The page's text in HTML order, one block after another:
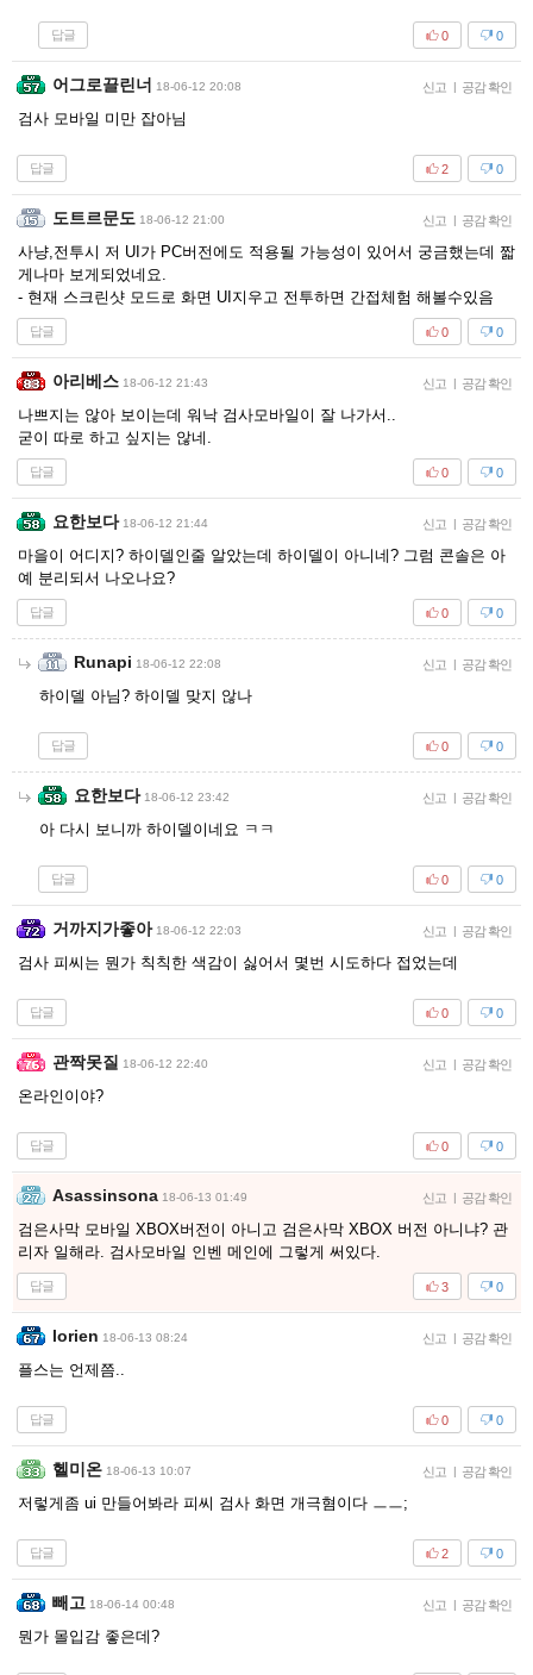
답글 0
0
어그로끌린너 18-06-12 20:08 신고 | 공감 확인
검사 모바일 미만 잡아님
답글 0
2
도트르문도 18-06-12 21:00 신고 | 공감 확인
사냥,전투시 저 UI가 PC버전에도 적용될 가능성이 있어서 궁금했는데 짧
게나마 보게되었네요.
- 현재 스크린샷 모드로 화면 UI지우고 전투하면 간접체험 해볼수있음
답글 0
0
아리베스 18-06-12 21:43 신고 | 공감 확인
나쁘지는 않아 보이는데 워낙 검사모바일이 잘 나가서..
굳이 따로 하고 싶지는 않네.
답글 0
0
요한보다 18-06-12 21:44 신고 | 공감 확인
마을이 어디지? 하이델인줄 알았는데 하이델이 아니네? 그럼 콘솔은 아
예 분리되서 나오나요?
답글 0
0
Runapi 18-06-12 22:08 신고 | 공감 확인
하이델 아님? 하이델 맞지 않나
답글 0
0
요한보다 18-06-12 23:42 신고 | 공감 확인
아 다시 보니까 하이델이네요 ㅋㅋ
답글 0
0
거까지가좋아 18-06-12 22:03 신고 | 공감 확인
검사 피씨는 뭔가 칙칙한 색감이 싫어서 몇번 시도하다 접었는데
답글 0
0
관짝못질 18-06-12 22:40 신고 | 공감 확인
온라인이야?
답글 0
0
Asassinsona 18-06-13 01:49 신고 | 공감 확인
검은사막 모바일 XBOX버전이 아니고 검은사막 XBOX 버전 아니냐? 관
리자 일해라. 검사모바일 인벤 메인에 그렇게 써있다.
답글 0
3
lorien 18-06-13 08:24 신고 | 공감 확인
플스는 언제쯤..
답글 0
0
헬미온 18-06-13 10:07 신고 | 공감 확인
저렇게좀 ui 만들어봐라 피씨 검사 화면 개극혐이다 ㅡㅡ;
답글 0
2
빼고 18-06-14 00:48 신고 | 공감 확인
뭔가 몰입감 좋은데?